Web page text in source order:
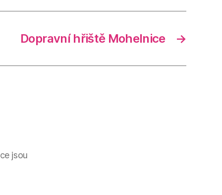
→
Dopravní hřiště Mohelnice
jsou